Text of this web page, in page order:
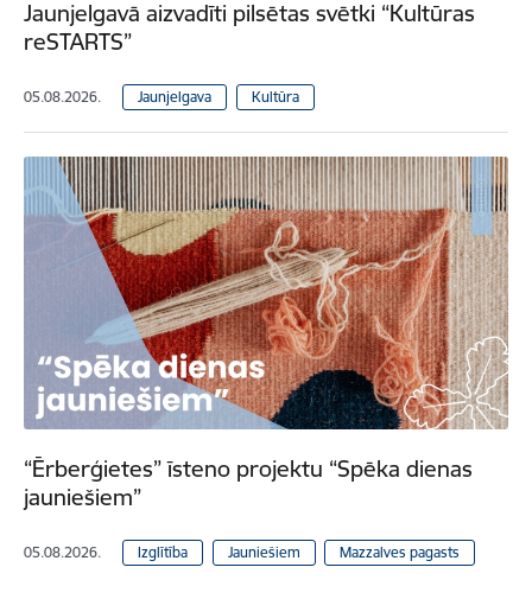
Jaunjelgavā aizvadīti pilsētas svētki “Kultūras
reSTARTS”
05.08.2026. Jaunjelgava Kultūra
“Ērberģietes” īsteno projektu “Spēka dienas
jauniešiem”
05.08.2026. Izglītība Jauniešiem Mazzalves pagasts